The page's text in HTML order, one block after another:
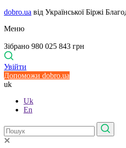
dobro.ua від Української Біржі
Меню
Зібрано 980 025 843 грн
Увійти
Допоможи dobro.ua
uk
Uk
En